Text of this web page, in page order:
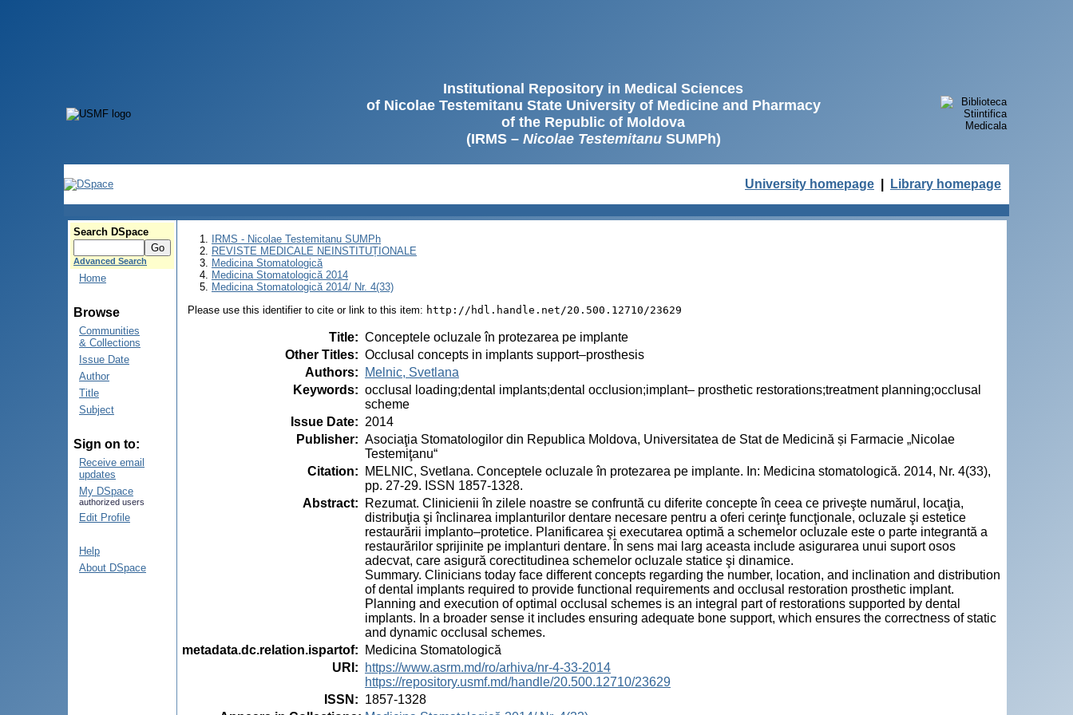
Institutional Repository in Medical Sciences
of Nicolae Testemitanu State University of Medicine and Pharmacy
of the Republic of Moldova
(IRMS – Nicolae TestemitanuSUMPh)
University homepage Library homepage
Search DSpace
Advanced Search
Home
Browse
Communities
& Collections
Issue Date
Author
Title
Subject
Sign on to:
Receive email
updates
My DSpace
authorized users
Edit Profile
Help
About DSpace
IRMS - Nicolae Testemitanu SUMPh
REVISTE MEDICALE NEINSTITUȚIONALE
Medicina Stomatologică
Medicina Stomatologică 2014
Medicina Stomatologică 2014/ Nr. 4(33)
Please use this identifier to cite or link to this item: http://hdl.handle.net/20.500.12710/23629
Title: Conceptele ocluzale în protezarea pe implante
Other Titles: Occlusal concepts in implants support–prosthesis
Authors:
Melnic, Svetlana
Keywords: occlusal loading;dental implants;dental occlusion;implant– prosthetic restorations;treatment planning;occlusal
scheme
Issue Date: 2014
Publisher: Asociaţia Stomatologilor din Republica Moldova, Universitatea de Stat de Medicină și Farmacie „Nicolae
Testemiţanu“
Citation:
MELNIC, Svetlana. Conceptele ocluzale în protezarea pe implante. In: Medicina stomatologică. 2014, Nr. 4(33),
pp. 27-29. ISSN 1857-1328.
Abstract:
Rezumat. Clinicienii în zilele noastre se confruntă cu diferite concepte în ceea ce priveşte numărul, locaţia,
distribuţia şi înclinarea implanturilor dentare necesare pentru a oferi cerinţe funcţionale, ocluzale şi estetice
restaurării implanto–protetice. Planificarea şi executarea optimă a schemelor ocluzale este o parte integrantă a
restaurărilor sprijinite pe implanturi dentare. În sens mai larg aceasta include asigurarea unui suport osos
adecvat, care asigură corectitudinea schemelor ocluzale statice şi dinamice.
Summary. Clinicians today face different concepts regarding the number, location, and inclination and distribution
of dental implants required to provide functional requirements and occlusal restoration prosthetic implant.
Planning and execution of optimal occlusal schemes is an integral part of restorations supported by dental
implants. In a broader sense it includes ensuring adequate bone support, which ensures the correctness of static
and dynamic occlusal schemes.
metadata.dc.relation.ispartof:
Medicina Stomatologică
URI :
https://www.asrm.md/ro/arhiva/nr-4-33-2014
https://repository.usmf.md/handle/20.500.12710/23629
ISSN : 1857-1328